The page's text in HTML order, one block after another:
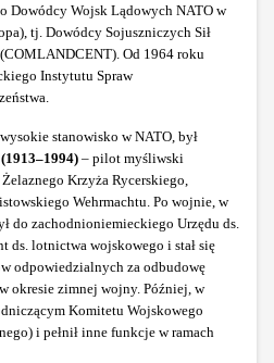
Dowódcy Wojsk Lądowych NATO w
tj. Dowódcy Sojuszniczych Sił
Od 1964 roku
Instytutu Spraw
stanowisko w NATO, był
– pilot myśliwski
Krzyża Rycerskiego,
Wehrmachtu. Po wojnie, w
do zachodnioniemieckiego Urzędu ds.
lotnictwa wojskowego i stał się
odpowiedzialnych za odbudowę
okresie zimnej wojny. Później, w
Komitetu Wojskowego
i pełnił inne funkcje w ramach